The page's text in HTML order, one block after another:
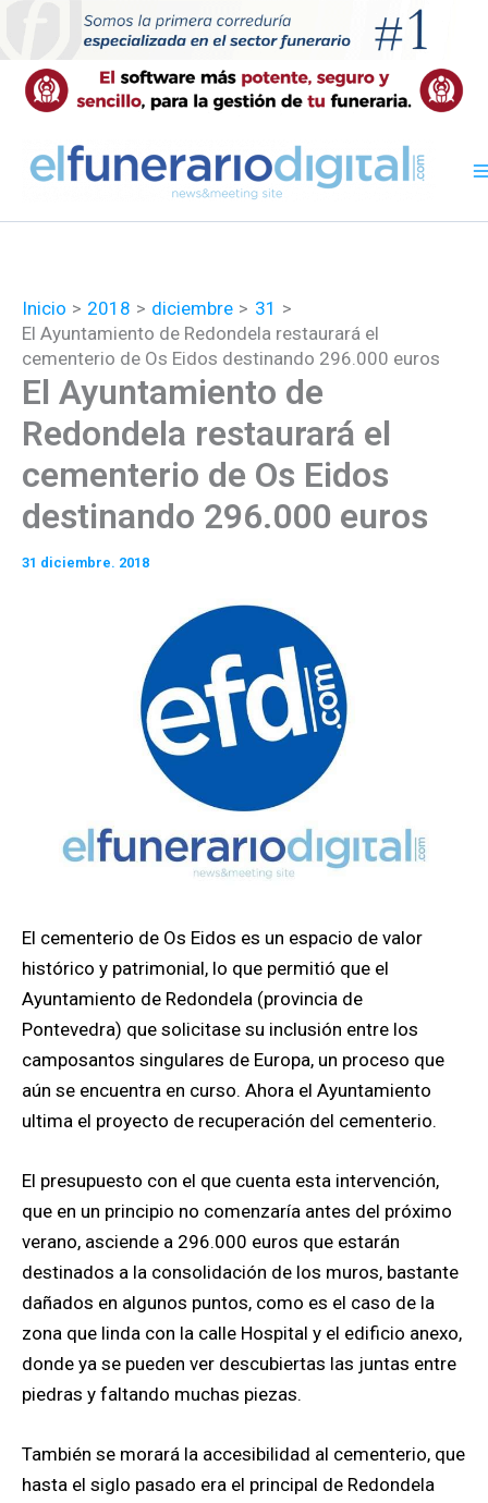
contenido
Inicio 2018 diciembre
31
El Ayuntamiento de Redondela restaurará el
cementerio de Os Eidos destinando 296.000 euros
El Ayuntamiento de
Redondela restaurará el
cementerio de Os Eidos
destinando 296.000 euros
31 diciembre. 2018
El cementerio de Os Eidos es un espacio de valor
histórico y patrimonial, lo que permitió que el
Ayuntamiento de Redondela (provincia de
Pontevedra) que solicitase su inclusión entre los
camposantos singulares de Europa, un proceso que
aún se encuentra en curso. Ahora el Ayuntamiento
ultima el proyecto de recuperación del cementerio.
El presupuesto con el que cuenta esta intervención,
que en un principio no comenzaría antes del próximo
verano, asciende a 296.000 euros que estarán
destinados a la consolidación de los muros, bastante
dañados en algunos puntos, como es el caso de la
zona que linda con la calle Hospital y el edificio anexo,
donde ya se pueden ver descubiertas las juntas entre
piedras y faltando muchas piezas.
También se morará la accesibilidad al cementerio, que
hasta el siglo pasado era el principal de Redondela